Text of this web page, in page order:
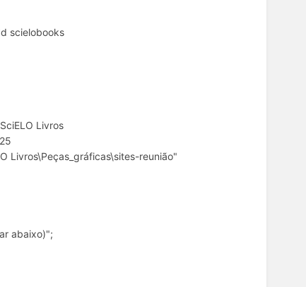
scielobooks
Livros
Livros\Peças_gráficas\sites-reunião"
abaixo)";